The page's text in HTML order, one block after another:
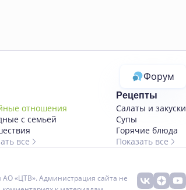
Форум
отношения
с семьей
все
Рецепты
Салаты и закуски
Супы
Горячие блюда
Показать все
АО «ЦТВ». Администрация сайта не